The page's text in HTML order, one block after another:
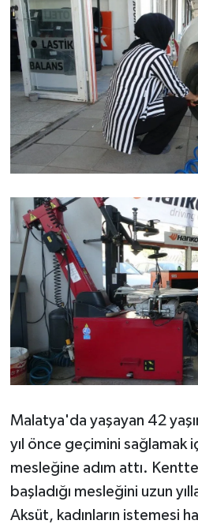
Malatya'da yaşayan 42
yıl önce geçimini sağlamak
mesleğine adım attı.
başladığı mesleğini uzun
Aksüt, kadınların istemesi